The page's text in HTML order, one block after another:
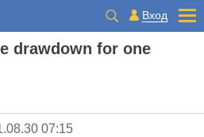
Вход
drawdown for one
07:15